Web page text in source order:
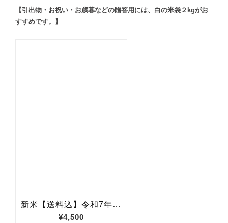
【引出物・お祝い・お歳暮などの贈答用には、白の米袋２kgがお
すすめです。】